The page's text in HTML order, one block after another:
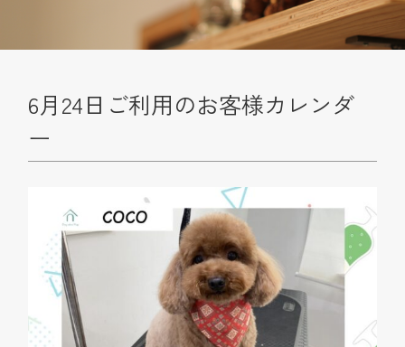
6月24日ご利用のお客様カレンダ
ー